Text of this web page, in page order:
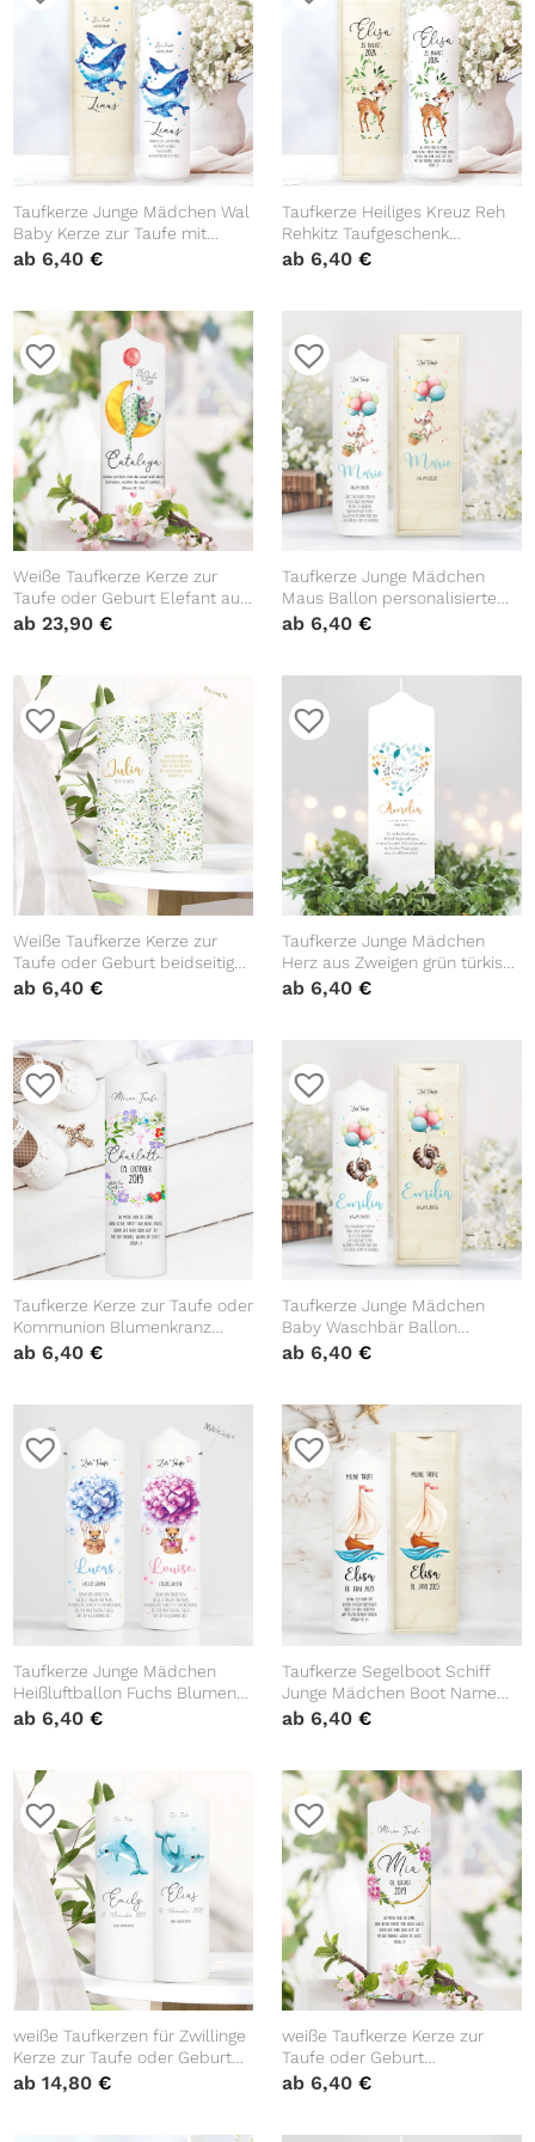
Taufkerze Junge Mädchen Wal
Baby Kerze zur Taufe mit
Namen, Datum und eigenem,
ab 6,40€
Taufkerze Heiliges Kreuz Reh
Rehkitz Taufgeschenk
Patenkerzen Kerze zur Taufe
ab 6,40 €
Weiße Taufkerze Kerze zur
Taufe oder Geburt Elefant auf
Mond mit Name Datum
ab23,90€
Taufkerze Junge Mädchen
Maus Ballon personalisierte
Kerze zur Taufe
ab 6,40 €
Weiße Taufkerze Kerze zur
Taufe oder Geburt beidseitig
bedruckt mit Wildblumen und
ab 6,40€
Taufkerze Junge Mädchen
Herz aus Zweigen grün türkis
pastell mit Namen, Datum und
ab 6,40 €
Taufkerze Kerze zur Taufe oder
Kommunion Blumenkranz
Kreuz Taufspruch mit
ab 6,40€
Taufkerze Junge Mädchen
Baby Waschbär Ballon
personalisierte Kerze zur Taufe
keinem Taufspruch
ab 6,40 €
Taufkerze Junge Mädchen
Heißluftballon Fuchs Blumen
bedruckt personalisiert Kerze
Kind Kirche
ab 6,40€
Taufkerze Segelboot Schiff
Junge Mädchen Boot Name
Datum Taufspruch Kerze zur
Taufe Meer
ab 6,40 €
weiße Taufkerzen für Zwillinge
Kerze zur Taufe oder Geburt
mit Delphinen mit Namen
ab14,80€
weiße Taufkerze Kerze zur
Taufe oder Geburt
Blumenkranz Rosen mit Name
ab 6,40 €